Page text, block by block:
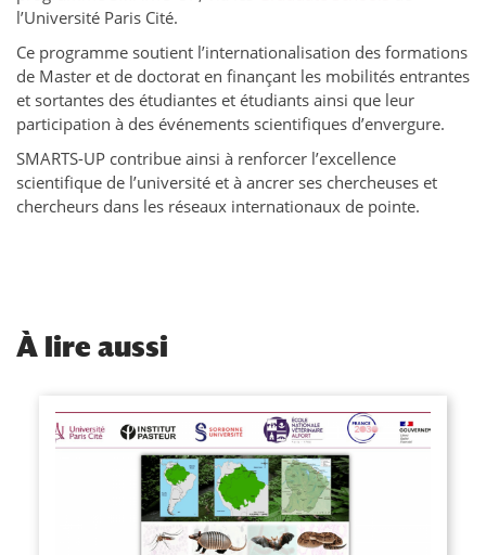
l’Université Paris Cité.
Ce programme soutient l’internationalisation des formations
de Master et de doctorat en finançant les mobilités entrantes
et sortantes des étudiantes et étudiants ainsi que leur
participation à des événements scientifiques d’envergure.
SMARTS-UP contribue ainsi à renforcer l’excellence
scientifique de l’université et à ancrer ses chercheuses et
chercheurs dans les réseaux internationaux de pointe.
À lire aussi